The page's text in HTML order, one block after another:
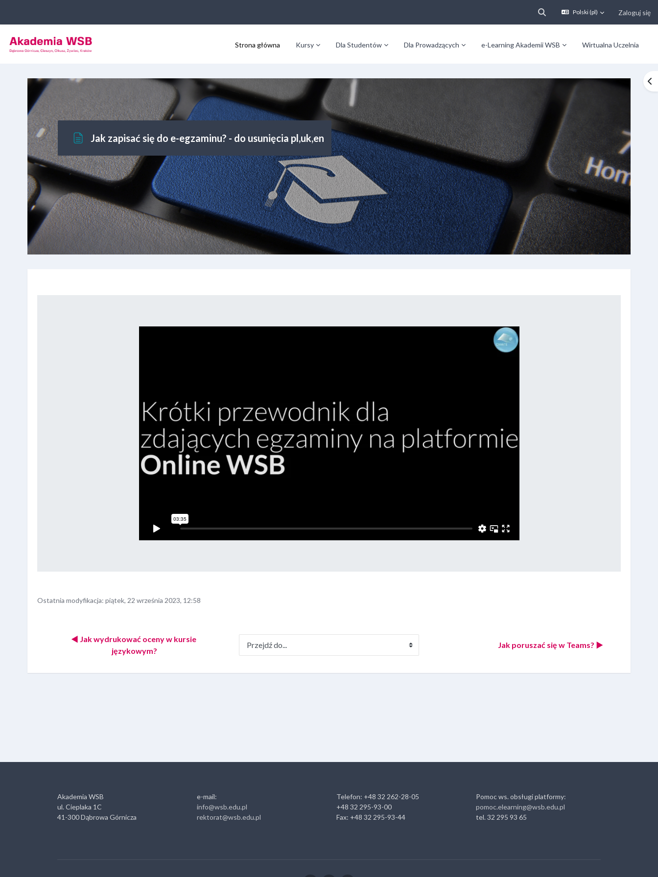
Przełącznik wyszukiwarki
Polski ‎(pl)‎ Zaloguj się
Strona główna Kursy Dla Studentów Dla Prowadzących e-Learning Akademii WSB Wirtualna Uczelnia
Jak zapisać się do e-egzaminu? - do usunięcia pl,uk,en
Ostatnia modyfikacja: piątek, 22 września 2023, 12:58
◀︎ Jak wydrukować oceny w kursie
językowym?
Przejdź do... Jak poruszać się w Teams? ▶︎
Akademia WSB
ul. Cieplaka 1C
41-300 Dąbrowa Górnicza
e-mail:
info@wsb.edu.pl
rektorat@wsb.edu.pl
Telefon: +48 32 262-28-05
+48 32 295-93-00
Fax: +48 32 295-93-44
Pomoc ws. obsługi platformy:
pomoc.elearning@wsb.edu.pl
tel. 32 295 93 65